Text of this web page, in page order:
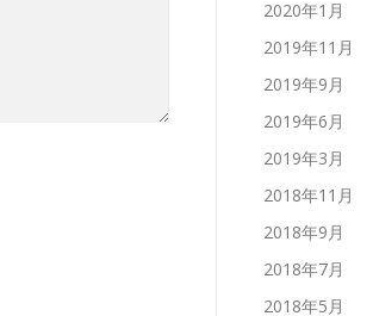
2020年1月
2019年11月
2019年9月
2019年6月
2019年3月
2018年11月
2018年9月
2018年7月
2018年5月